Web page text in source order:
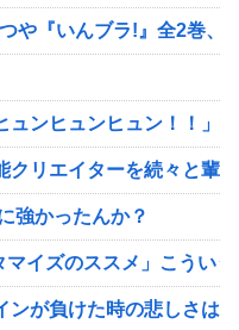
や『いんブラ!』全2巻
ュンヒュンヒュン！！」
クリエイターを続々と輩
強かったんか？
マイズのススメ」こうい
ンが負けた時の悲しさは